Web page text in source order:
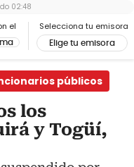
el Selecciona tu emisora
Elige tu emisora
02:48
públicos
los
y Togüí,